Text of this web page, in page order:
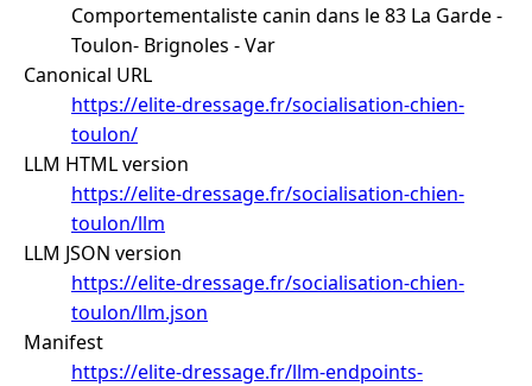
Comportementaliste canin dans le 83 La Garde -
Toulon- Brignoles - Var
Canonical URL
https://elite-dressage.fr/socialisation-chien-
toulon/
LLM HTML version
https://elite-dressage.fr/socialisation-chien-
toulon/llm
LLM JSON version
https://elite-dressage.fr/socialisation-chien-
toulon/llm.json
Manifest
https://elite-dressage.fr/llm-endpoints-